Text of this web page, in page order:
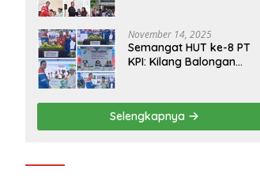
November 14, 2025
Semangat HUT ke-8 PT
KPI: Kilang Balongan
Berbagi Bersama
Penyandang Disabilitas
dan Yayasan Pendidikan
Selengkapnya